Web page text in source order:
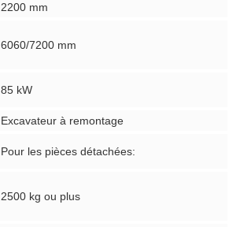
2200 mm
6060/7200 mm
85 kW
Excavateur à remontage
Pour les pièces détachées:
2500 kg ou plus